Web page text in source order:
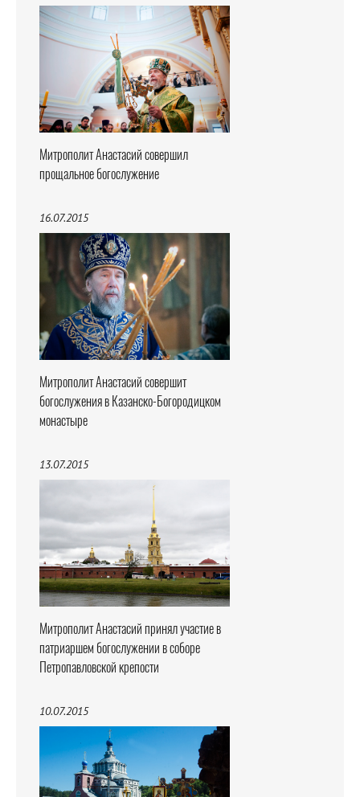
Митрополит Анастасий совершил
прощальное богослужение
16.07.2015
Митрополит Анастасий совершит
богослужения в Казанско-Богородицком
монастыре
13.07.2015
Митрополит Анастасий принял участие в
патриаршем богослужении в соборе
Петропавловской крепости
10.07.2015